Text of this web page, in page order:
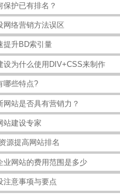
保护已有排名？
网络营销方法误区
提升BD索引量
设为什么使用DIV+CSS来制作
哪些特点?
网站是否具有营销力？
站建设专家
源提高网站排名
业网站的费用范围是多少
注意事项与要点